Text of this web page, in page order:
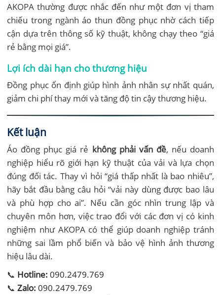
AKOPA thường được nhắc đến như một đơn vị tham
chiếu trong ngành áo thun đồng phục nhờ cách tiếp
cận dựa trên thông số kỹ thuật, không chạy theo “giá
rẻ bằng mọi giá”.
Lợi ích dài hạn cho thương hiệu
Đồng phục ổn định giúp hình ảnh nhân sự nhất quán,
giảm chi phí thay mới và tăng độ tin cậy thương hiệu.
Kết luận
Áo đồng phục giá rẻ không phải vấn đề, nếu doanh
nghiệp hiểu rõ giới hạn kỹ thuật của vải và lựa chọn
đúng đối tác. Thay vì hỏi “giá thấp nhất là bao nhiêu”,
hãy bắt đầu bằng câu hỏi “vải này dùng được bao lâu
và phù hợp cho ai”. Nếu cần góc nhìn trung lập và
chuyên môn hơn, việc trao đổi với các đơn vị có kinh
nghiệm như AKOPA có thể giúp doanh nghiệp tránh
những sai lầm phổ biến và bảo vệ hình ảnh thương
hiệu lâu dài.
📞 Hotline: 090.2479.769
📞Zalo: 090.2479.769